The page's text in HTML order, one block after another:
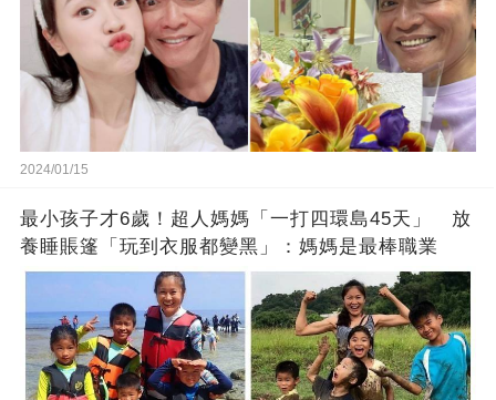
2024/01/15
最小孩子才6歲！超人媽媽「一打四環島45天」 放
養睡賬篷「玩到衣服都變黑」：媽媽是最棒職業